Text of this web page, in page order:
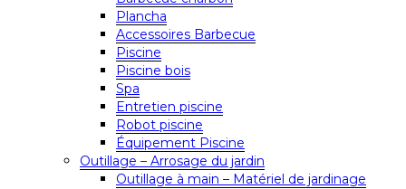
Plancha
Accessoires Barbecue
Piscine
Piscine bois
Spa
Entretien piscine
Robot piscine
Équipement Piscine
Outillage – Arrosage du jardin
Outillage à main – Matériel de jardinage